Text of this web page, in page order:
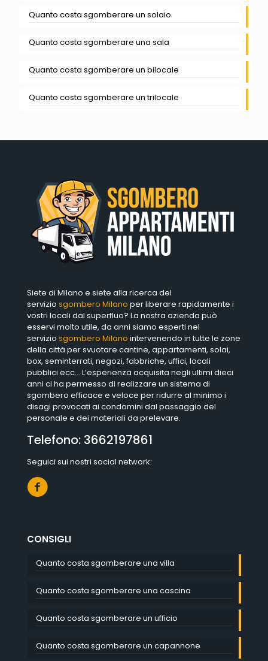
Quanto costa sgomberare un solaio
Quanto costa sgomberare una sala
Quanto costa sgomberare un bilocale
Quanto costa sgomberare un trilocale
Siete di Milano e siete alla ricerca del
servizio sgombero Milano per liberare rapidamente i
vostri locali dal superfluo? La nostra azienda può
esservi molto utile, da anni siamo esperti nel
servizio sgombero Milano intervenendo in tutte le zone
della città per svuotare cantine, appartamenti, solai,
box, seminterrati, negozi, fabbriche, uffici, locali
pubblici ecc… L’esperienza acquisita negli ultimi dieci
anni ci ha permesso di realizzare un sistema di
sgombero efficace e veloce per ridurre al minimo i
disagi provocati ai condomini dal passaggio del
personale e dei materiali da prelevare.
Telefono: 3662197861
Seguici sui nostri social network:
CONSIGLI
Quanto costa sgomberare una villa
Quanto costa sgomberare una cascina
Quanto costa sgomberare un ufficio
Quanto costa sgomberare un capannone